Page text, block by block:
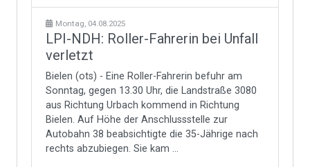
Montag, 04.08.2025
LPI-NDH: Roller-Fahrerin bei Unfall
verletzt
Bielen (ots) - Eine Roller-Fahrerin befuhr am
Sonntag, gegen 13.30 Uhr, die Landstraße 3080
aus Richtung Urbach kommend in Richtung
Bielen. Auf Höhe der Anschlussstelle zur
Autobahn 38 beabsichtigte die 35-Jährige nach
rechts abzubiegen. Sie kam ...